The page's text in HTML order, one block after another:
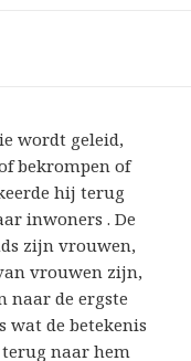
wordt geleid,
bekrompen of
hij terug
inwoners . De
zijn vrouwen,
vrouwen zijn,
naar de ergste
wat de betekenis
naar hem